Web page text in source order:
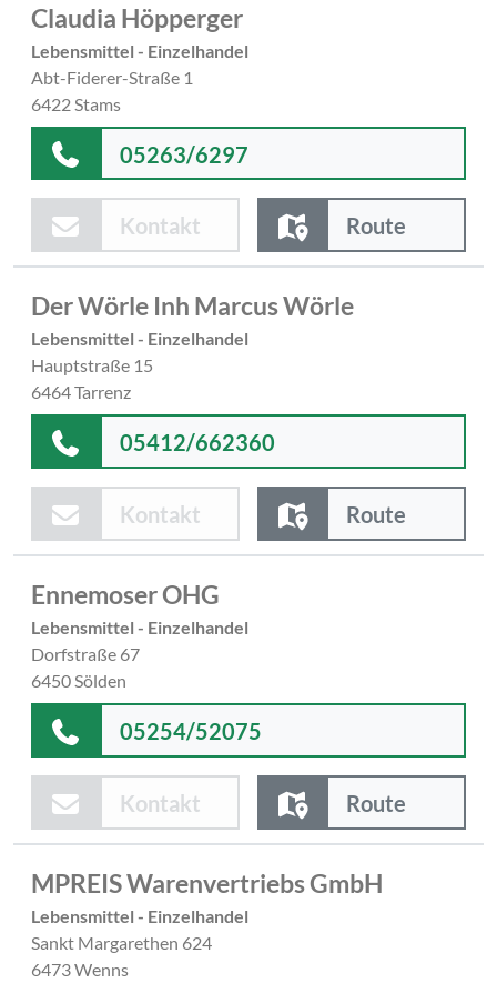
Claudia Höpperger
Lebensmittel - Einzelhandel
Abt-Fiderer-Straße 1
6422 Stams
05263/6297
Kontakt Route
Der Wörle Inh Marcus Wörle
Lebensmittel - Einzelhandel
Hauptstraße 15
6464 Tarrenz
05412/662360
Kontakt Route
Ennemoser OHG
Lebensmittel - Einzelhandel
Dorfstraße 67
6450 Sölden
05254/52075
Kontakt Route
MPREIS Warenvertriebs GmbH
Lebensmittel - Einzelhandel
Sankt Margarethen 624
6473 Wenns